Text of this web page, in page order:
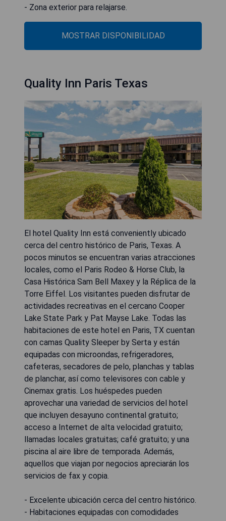
- Zona exterior para relajarse.
MOSTRAR DISPONIBILIDAD
Quality Inn Paris Texas
El hotel Quality Inn está conveniently ubicado
cerca del centro histórico de Paris, Texas. A
pocos minutos se encuentran varias atracciones
locales, como el Paris Rodeo & Horse Club, la
Casa Histórica Sam Bell Maxey y la Réplica de la
Torre Eiffel. Los visitantes pueden disfrutar de
actividades recreativas en el cercano Cooper
Lake State Park y Pat Mayse Lake. Todas las
habitaciones de este hotel en Paris, TX cuentan
con camas Quality Sleeper by Serta y están
equipadas con microondas, refrigeradores,
cafeteras, secadores de pelo, planchas y tablas
de planchar, así como televisores con cable y
Cinemax gratis. Los huéspedes pueden
aprovechar una variedad de servicios del hotel
que incluyen desayuno continental gratuito;
acceso a Internet de alta velocidad gratuito;
llamadas locales gratuitas; café gratuito; y una
piscina al aire libre de temporada. Además,
aquellos que viajan por negocios apreciarán los
servicios de fax y copia.
- Excelente ubicación cerca del centro histórico.
- Habitaciones equipadas con comodidades